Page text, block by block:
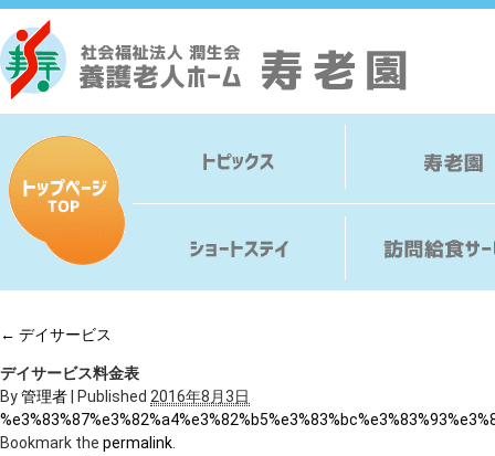
← デイサービス
デイサービス料金表
By管理者 Published 2016年8月3日
Bookmark the permalink